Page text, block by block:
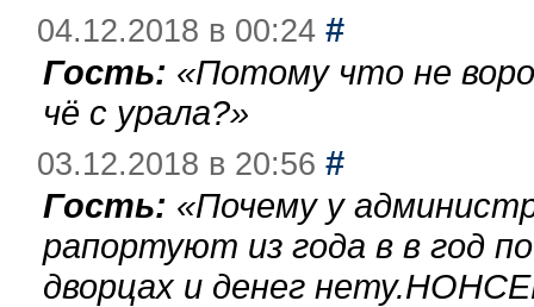
04.12.2018 в 00:24 #
Гость: «Потому что не
чё с урала?»
03.12.2018 в 20:56 #
Гость: «Почему у
рапортуют из года в в год
дворцах и денег